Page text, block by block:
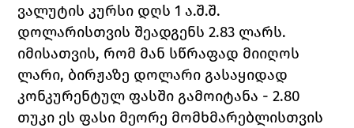
ვალუტის კურსი დღს 1 ა.შ.შ.
დოლარისთვის შეადგენს 2.83 ლარს.
იმისათვის, რომ მან სწრაფად მიიღოს
ლარი, ბირჟაზე დოლარი გასაყიდად
კონკურენტულ ფასში გამოიტანა - 2.80
თუკი ეს ფასი მეორე მომხმარებლისთვის